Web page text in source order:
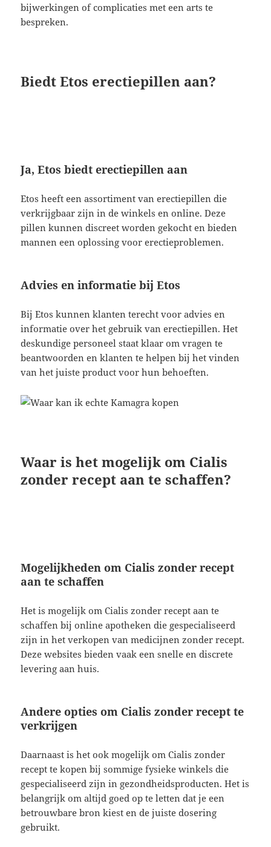
bijwerkingen of complicaties met een arts te
bespreken.
Biedt Etos erectiepillen aan?
Ja, Etos biedt erectiepillen aan
Etos heeft een assortiment van erectiepillen die
verkrijgbaar zijn in de winkels en online. Deze
pillen kunnen discreet worden gekocht en bieden
mannen een oplossing voor erectieproblemen.
Advies en informatie bij Etos
Bij Etos kunnen klanten terecht voor advies en
informatie over het gebruik van erectiepillen. Het
deskundige personeel staat klaar om vragen te
beantwoorden en klanten te helpen bij het vinden
van het juiste product voor hun behoeften.
Waar is het mogelijk om Cialis
zonder recept aan te schaffen?
Mogelijkheden om Cialis zonder recept
aan te schaffen
Het is mogelijk om Cialis zonder recept aan te
schaffen bij online apotheken die gespecialiseerd
zijn in het verkopen van medicijnen zonder recept.
Deze websites bieden vaak een snelle en discrete
levering aan huis.
Andere opties om Cialis zonder recept te
verkrijgen
Daarnaast is het ook mogelijk om Cialis zonder
recept te kopen bij sommige fysieke winkels die
gespecialiseerd zijn in gezondheidsproducten. Het is
belangrijk om altijd goed op te letten dat je een
betrouwbare bron kiest en de juiste dosering
gebruikt.